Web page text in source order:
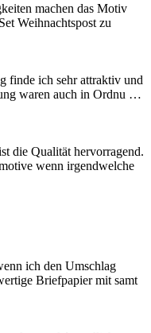
machen das Motiv
Weihnachtspost zu
finde ich sehr attraktiv und
waren auch in Ordnu …
die Qualität hervorragend.
wenn irgendwelche
ich den Umschlag
Briefpapier mit samt